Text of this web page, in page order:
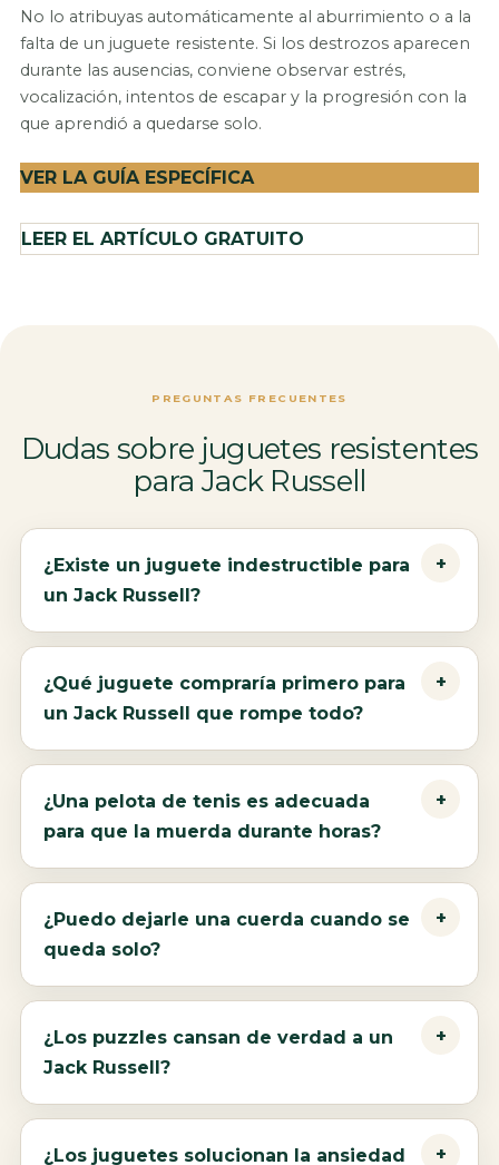
No lo atribuyas automáticamente al aburrimiento o a la
falta de un juguete resistente. Si los destrozos aparecen
durante las ausencias, conviene observar estrés,
vocalización, intentos de escapar y la progresión con la
que aprendió a quedarse solo.
VER LA GUÍA ESPECÍFICA
LEER EL ARTÍCULO GRATUITO
PREGUNTAS FRECUENTES
Dudas sobre juguetes resistentes
para Jack Russell
¿Existe un juguete indestructible para
un Jack Russell?
¿Qué juguete compraría primero para
un Jack Russell que rompe todo?
¿Una pelota de tenis es adecuada
para que la muerda durante horas?
¿Puedo dejarle una cuerda cuando se
queda solo?
¿Los puzzles cansan de verdad a un
Jack Russell?
¿Los juguetes solucionan la ansiedad